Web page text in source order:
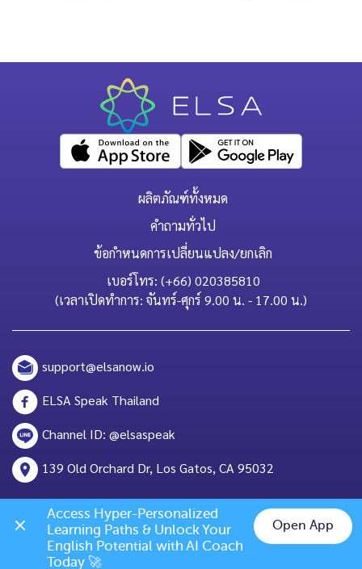
ผลิตภัณฑ์ทั้งหมด
คำถามทั่วไป
ข้อกำหนดการเปลี่ยนแปลง/ยกเลิก
เบอร์โทร: (+66) 020385810
(เวลาเปิดทำการ: จันทร์-ศุกร์ 9.00 น. - 17.00 น.)
support@elsanow.io
ELSA Speak Thailand
Channel ID: @elsaspeak
139 Old Orchard Dr, Los Gatos, CA 95032
Chat on LINE
Access Hyper-Personalized
Learning Paths & Unlock Your
English Potential with AI Coach
Today 🚀
Open App